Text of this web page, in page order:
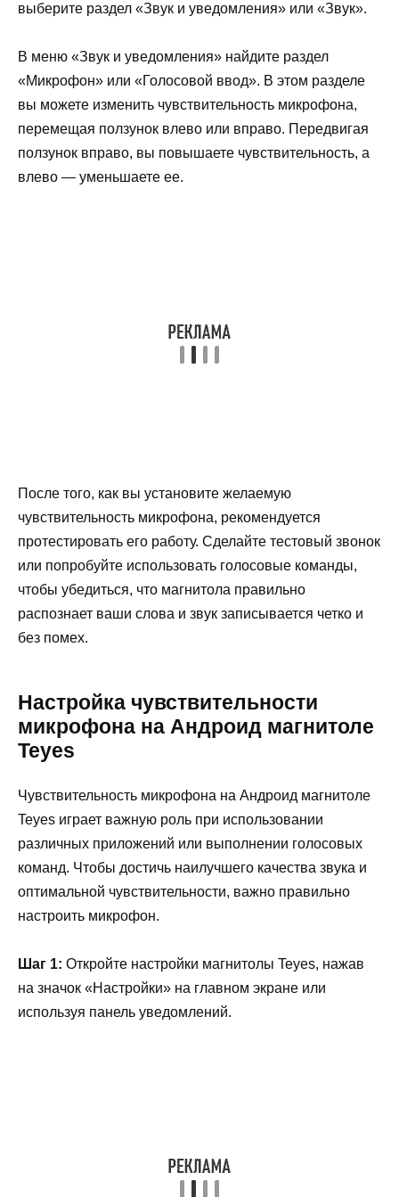
выберите раздел «Звук и уведомления» или «Звук».
В меню «Звук и уведомления» найдите раздел
«Микрофон» или «Голосовой ввод». В этом разделе
вы можете изменить чувствительность микрофона,
перемещая ползунок влево или вправо. Передвигая
ползунок вправо, вы повышаете чувствительность, а
влево — уменьшаете ее.
После того, как вы установите желаемую
чувствительность микрофона, рекомендуется
протестировать его работу. Сделайте тестовый звонок
или попробуйте использовать голосовые команды,
чтобы убедиться, что магнитола правильно
распознает ваши слова и звук записывается четко и
без помех.
Настройка чувствительности
микрофона на Андроид магнитоле
Teyes
Чувствительность микрофона на Андроид магнитоле
Teyes играет важную роль при использовании
различных приложений или выполнении голосовых
команд. Чтобы достичь наилучшего качества звука и
оптимальной чувствительности, важно правильно
настроить микрофон.
Шаг 1: Откройте настройки магнитолы Teyes, нажав
на значок «Настройки» на главном экране или
используя панель уведомлений.